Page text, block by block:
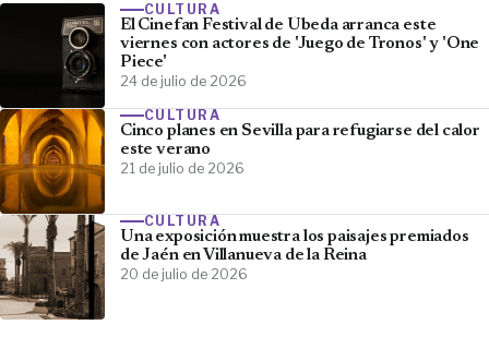
CULTURA
El Cinefan Festival de Úbeda arranca este
viernes con actores de 'Juego de Tronos' y 'One
Piece'
24 de julio de 2026
CULTURA
Cinco planes en Sevilla para refugiarse del calor
este verano
21 de julio de 2026
CULTURA
Una exposición muestra los paisajes premiados
de Jaén en Villanueva de la Reina
20 de julio de 2026